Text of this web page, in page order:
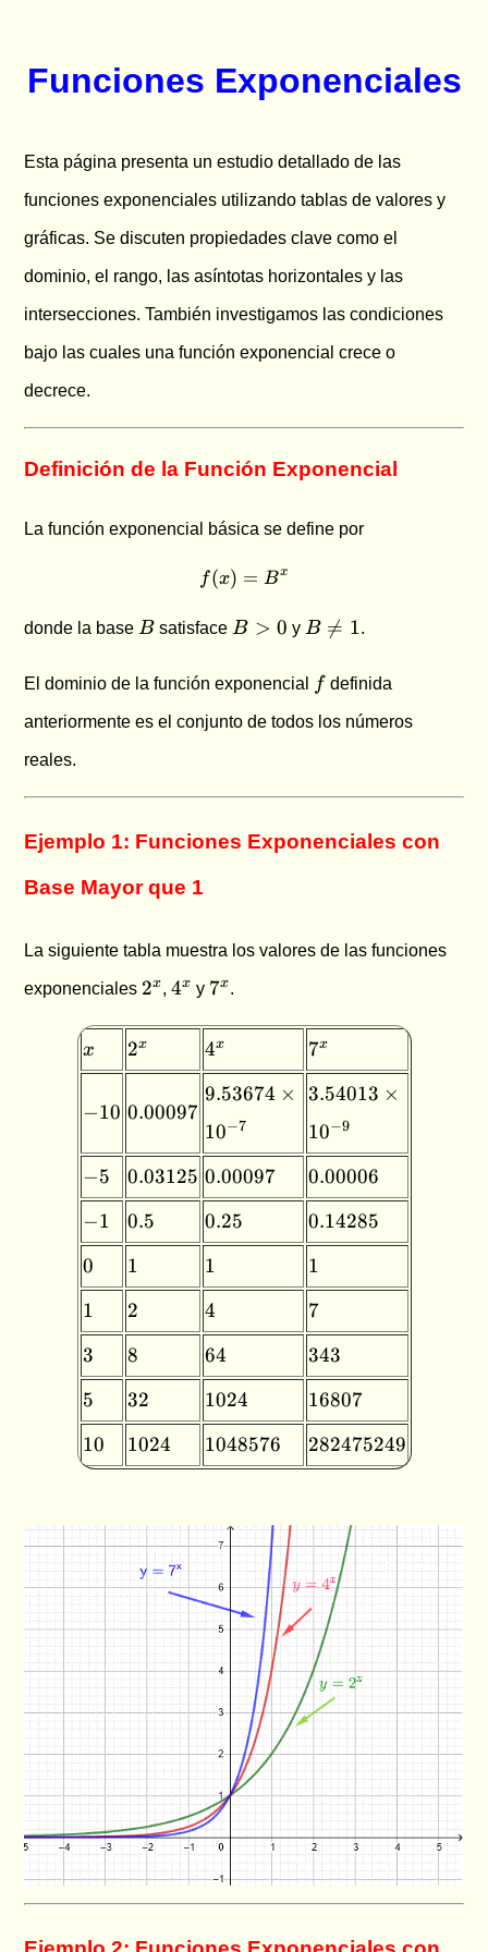
Funciones Exponenciales
Esta página presenta un estudio detallado de las
funciones exponenciales utilizando tablas de valores y
gráficas. Se discuten propiedades clave como el
dominio, el rango, las asíntotas horizontales y las
intersecciones. También investigamos las condiciones
bajo las cuales una función exponencial crece o
decrece.
Definición de la Función Exponencial
La función exponencial básica se define por
f(x) = B^x
f(x) = Bx
donde la base B
B satisface B
B > 0 y B
\neq
1
B 
= 1.
El dominio de la función exponencial ff definida
anteriormente es el conjunto de todos los números
reales.
Ejemplo 1: Funciones Exponenciales con
Base Mayor que 1
La siguiente tabla muestra los valores de las funciones
exponenciales 2^x
2x,4^x
4x y 7^x
7x.
x
x 2^x
2x 4^x
4x 7^x
7x
-10
−10 0.00097
0.00097
9.53674
10^{-7}
9.53674 ×
10−7
3.54013
10^{-9}
3.54013 ×
10−9
−5 0.03125
0.03125 0.00097
0.00097 0.00006
0.00006
−1 0.5
0.5 0.25
0.25 0.14285
0.14285
0
0 1
1 1
1 1
1
1
1 2
2 4
4 7
7
3
3 8
8 64
64 343
343
5
5 32
32 1024
1024 16807
16807
10
10 1024
1024 1048576
1048576 282475249
282475249